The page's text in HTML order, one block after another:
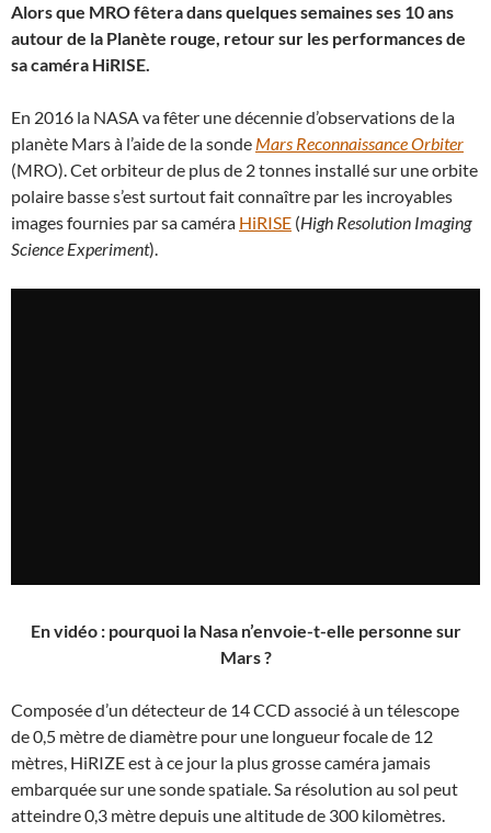
Alors que MRO fêtera dans quelques semaines ses 10 ans
autour de la Planète rouge, retour sur les performances de
sa caméra HiRISE.
En 2016 la NASA va fêter une décennie d’observations de la
planète Mars à l’aide de la sonde Mars Reconnaissance Orbiter
(MRO). Cet orbiteur de plus de 2 tonnes installé sur une orbite
polaire basse s’est surtout fait connaître par les incroyables
images fournies par sa caméra HiRISE (High Resolution Imaging
Science Experiment).
En vidéo : pourquoi la Nasa n’envoie-t-elle personne sur
Mars ?
Composée d’un détecteur de 14 CCD associé à un télescope
de 0,5 mètre de diamètre pour une longueur focale de 12
mètres, HiRIZE est à ce jour la plus grosse caméra jamais
embarquée sur une sonde spatiale. Sa résolution au sol peut
atteindre 0,3 mètre depuis une altitude de 300 kilomètres.